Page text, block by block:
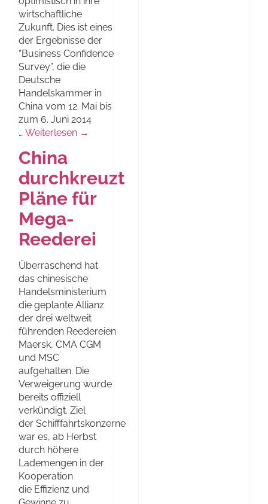
wirtschaftliche
Zukunft. Dies ist eines
der Ergebnisse der
“Business Confidence
Survey”, die die
Deutsche
Handelskammer in
China vom 12. Mai bis
zum 6. Juni 2014
… Weiterlesen →
China
durchkreuzt
Pläne für
Mega-
Reederei
Überraschend hat
das chinesische
Handelsministerium
die geplante Allianz
der drei weltweit
führenden Reedereien
Maersk, CMA CGM
und MSC
aufgehalten. Die
Verweigerung wurde
bereits offiziell
verkündigt. Ziel
der Schifffahrtskonzerne
war es, ab Herbst
durch höhere
Lademengen in der
Kooperation
die Effizienz und